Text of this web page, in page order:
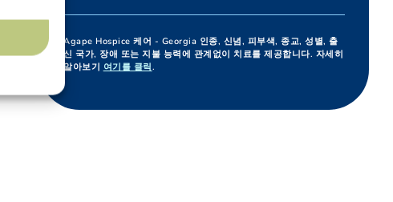
Agape Hospice 케어 - Georgia 인종, 신념, 피부색, 종교, 성별, 출
신 국가, 장애 또는 지불 능력에 관계없이 치료를 제공합니다. 자세히
알아보기 여기를 클릭.